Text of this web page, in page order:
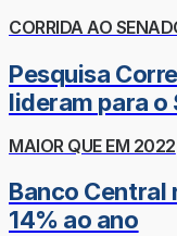
CORRIDA AO
Pesquisa
lideram para o
MAIOR QUE EM 2022
Banco Central
14% ao ano